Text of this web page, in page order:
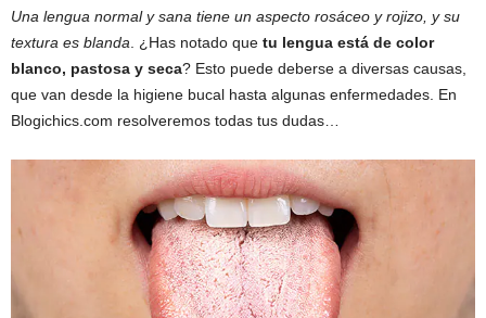
Una lengua normal y sana tiene un aspecto rosáceo y rojizo, y su
textura es blanda . ¿Has notado que tu lengua está de color
blanco, pastosa y seca? Esto puede deberse a diversas causas,
que van desde la higiene bucal hasta algunas enfermedades. En
Blogichics.com resolveremos todas tus dudas…